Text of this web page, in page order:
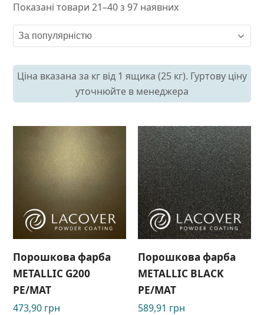
Показані товари 21–40 з 97 наявних
Ціна вказана за кг від 1 ящика (25 кг). Гуртову ціну
уточнюйте в менеджера
Порошкова фарба
METALLIC G200
РЕ/MAT
473,90 грн
Порошкова фарба
METALLIC BLACK
PE/MAT
589,91 грн